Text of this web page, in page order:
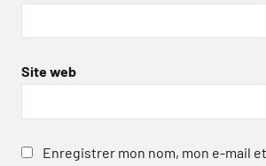
Site web
Enregistrer mon nom, mon e-mail